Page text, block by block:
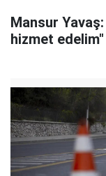
Mansur
hizmet edelim"